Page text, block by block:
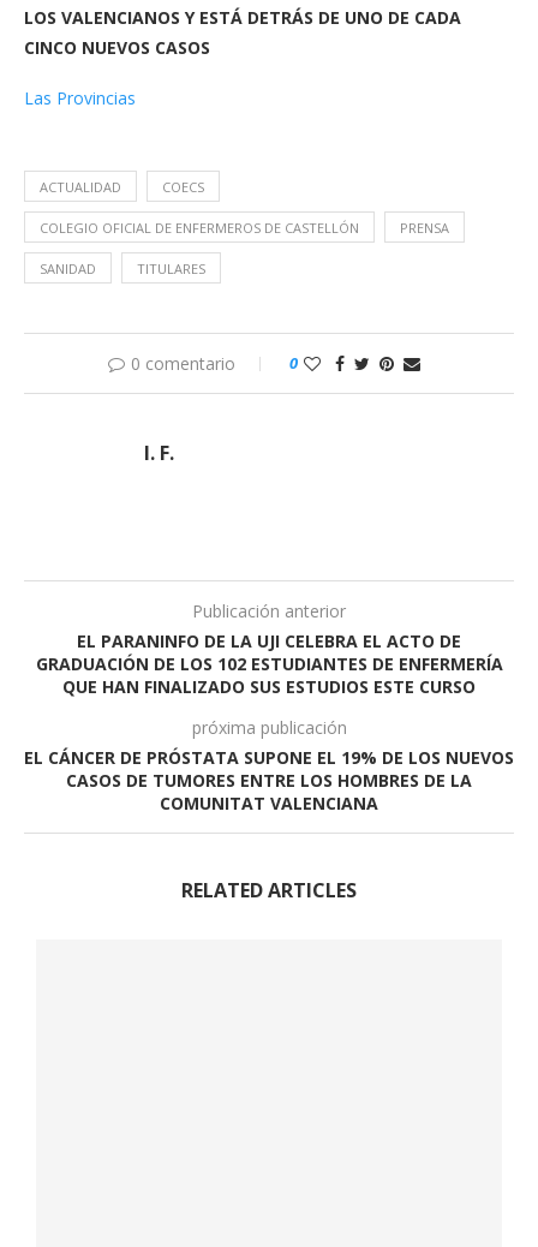
LOS VALENCIANOS Y ESTÁ DETRÁS DE UNO DE CADA
CINCO NUEVOS CASOS
Las Provincias
ACTUALIDAD COECS
COLEGIO OFICIAL DE ENFERMEROS DE CASTELLÓN PRENSA
SANIDAD TITULARES
0 comentario 0
I. F.
Publicación anterior
EL PARANINFO DE LA UJI CELEBRA EL ACTO DE
GRADUACIÓN DE LOS 102 ESTUDIANTES DE ENFERMERÍA
QUE HAN FINALIZADO SUS ESTUDIOS ESTE CURSO
próxima publicación
EL CÁNCER DE PRÓSTATA SUPONE EL 19% DE LOS NUEVOS
CASOS DE TUMORES ENTRE LOS HOMBRES DE LA
COMUNITAT VALENCIANA
RELATED ARTICLES